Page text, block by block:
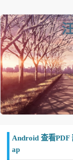
Android 查看PDF
ap